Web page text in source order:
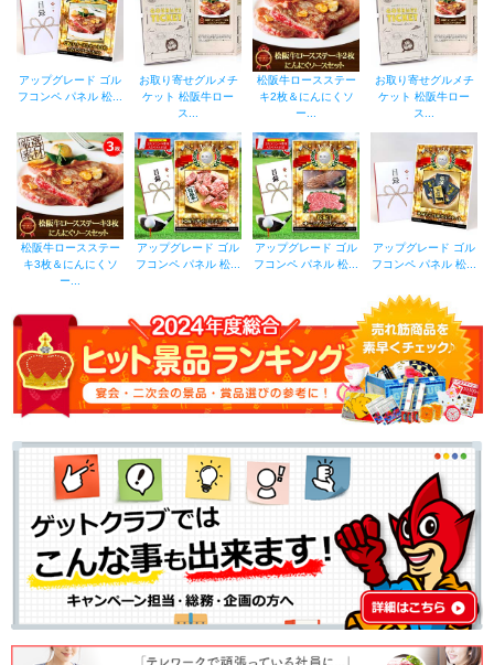
アップグレード ゴル
フコンペ パネル 松...
お取り寄せグルメチ
ケット 松阪牛ロー
ス...
松阪牛ロースステー
キ2枚＆にんにくソ
ー...
お取り寄せグルメチ
ケット 松阪牛ロー
ス...
松阪牛ロースステー
キ3枚＆にんにくソ
ー...
アップグレード ゴル
フコンペ パネル 松...
アップグレード ゴル
フコンペ パネル 松...
アップグレード ゴル
フコンペ パネル 松...